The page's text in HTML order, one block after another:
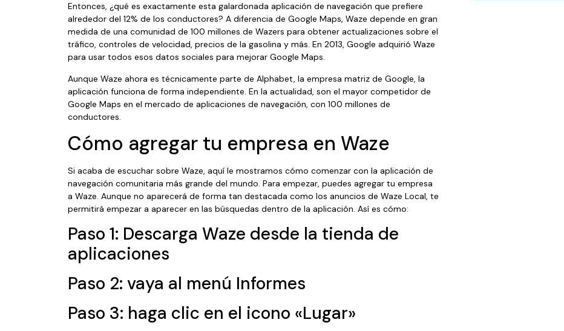
Entonces, ¿qué es exactamente esta galardonada aplicación de navegación que prefiere
alrededor del 12% de los conductores? A diferencia de Google Maps, Waze depende en gran
medida de una comunidad de 100 millones de Wazers para obtener actualizaciones sobre el
tráfico, controles de velocidad, precios de la gasolina y más. En 2013, Google adquirió Waze
para usar todos esos datos sociales para mejorar Google Maps.
Aunque Waze ahora es técnicamente parte de Alphabet, la empresa matriz de Google, la
aplicación funciona de forma independiente. En la actualidad, son el mayor competidor de
Google Maps en el mercado de aplicaciones de navegación, con 100 millones de
conductores.
Cómo agregar tu empresa en Waze
Si acaba de escuchar sobre Waze, aquí le mostramos cómo comenzar con la aplicación de
navegación comunitaria más grande del mundo. Para empezar, puedes agregar tu empresa
a Waze. Aunque no aparecerá de forma tan destacada como los anuncios de Waze Local, te
permitirá empezar a aparecer en las búsquedas dentro de la aplicación. Así es cómo:
Paso 1: Descarga Waze desde la tienda de
aplicaciones
Paso 2: vaya al menú Informes
Paso 3: haga clic en el icono «Lugar»